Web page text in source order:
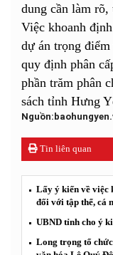
dung cần làm
Việc khoanh
dự án trọng
quy định phân
phần trăm phân
sách tỉnh Hưng
Tin liên quan
Lấy ý kiến về việc
đối với tập thể, cá
UBND tỉnh cho ý
Long trọng tổ